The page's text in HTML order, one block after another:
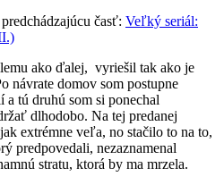
časť: Veľký seriál:
ako ďalej, vyriešil tak ako je
návrate domov som postupne
tú druhú som si ponechal
dlhodobo. Na tej predanej
extrémne veľa, no stačilo to na to,
predpovedali, nezaznamenal
stratu, ktorá by ma mrzela.